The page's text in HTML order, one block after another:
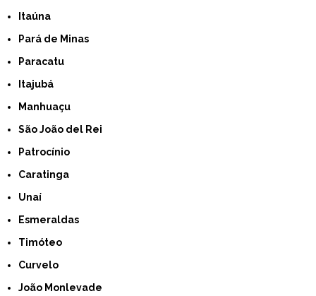
Itaúna
Pará de Minas
Paracatu
Itajubá
Manhuaçu
São João del Rei
Patrocínio
Caratinga
Unaí
Esmeraldas
Timóteo
Curvelo
João Monlevade